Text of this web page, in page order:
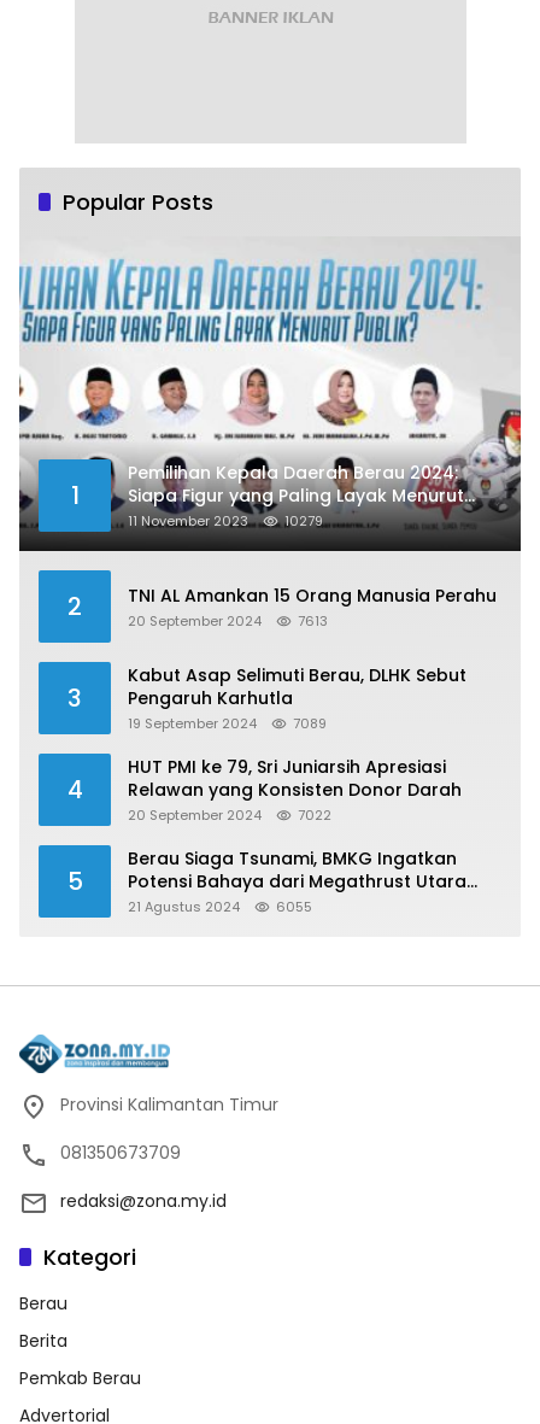
Popular Posts
1
Pemilihan Kepala Daerah Berau 2024:
Siapa Figur yang Paling Layak Menurut
Publik?
11 November 2023 10279
2 TNI AL Amankan 15 Orang Manusia Perahu
20 September 2024 7613
3
Kabut Asap Selimuti Berau, DLHK Sebut
Pengaruh Karhutla
19 September 2024 7089
4
HUT PMI ke 79, Sri Juniarsih Apresiasi
Relawan yang Konsisten Donor Darah
20 September 2024 7022
5
Berau Siaga Tsunami, BMKG Ingatkan
Potensi Bahaya dari Megathrust Utara
Sulawesi
21 Agustus 2024 6055
Provinsi Kalimantan Timur
081350673709
redaksi@zona.my.id
Kategori
Berau
Berita
Pemkab Berau
Advertorial